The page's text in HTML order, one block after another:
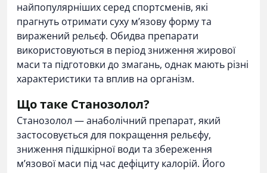
найпопулярніших серед спортсменів, які
прагнуть отримати суху м’язову форму та
виражений рельєф. Обидва препарати
використовуються в період зниження жирової
маси та підготовки до змагань, однак мають різні
характеристики та вплив на організм.
Що таке Станозолол?
Станозолол — анаболічний препарат, який
застосовується для покращення рельєфу,
зниження підшкірної води та збереження
м’язової маси під час дефіциту калорій. Його